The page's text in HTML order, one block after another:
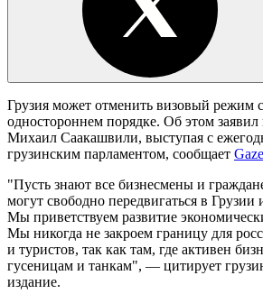
Грузия может отменить визовый режим
одностороннем порядке. Об этом заявил
Михаил Саакашвили, выступая с
грузинским парламентом, сообщает
"Пусть знают все бизнесмены и
могут свободно передвигаться в Грузии
Мы приветствуем развитие
Мы никогда не закроем границу для
и туристов, так как там, где активен
гусеницам и танкам", — цитирует
издание.